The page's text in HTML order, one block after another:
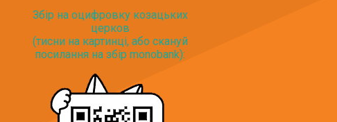
Збір на оцифровку козацьких
церков
(тисни на картинці, або скануй
посилання на збір monobank):